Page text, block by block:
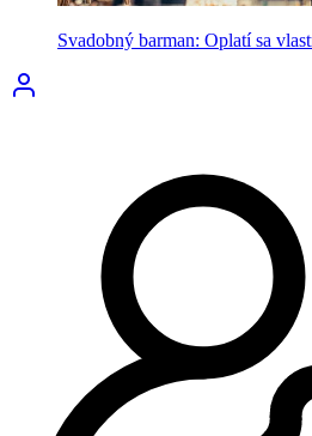
Svadobný barman: Oplatí sa